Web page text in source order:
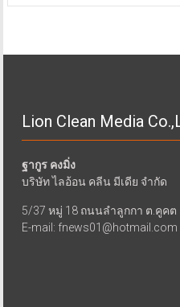
Lion Clean Media
ฐากูร คงมิ่ง
บริษัท ไลอ้อน คลีน มีเดีย จำกัด
5/37 หมู่ 18 ถนนลำลูกกา ต.คูคต
E-mail: fnews01@hotmail.com